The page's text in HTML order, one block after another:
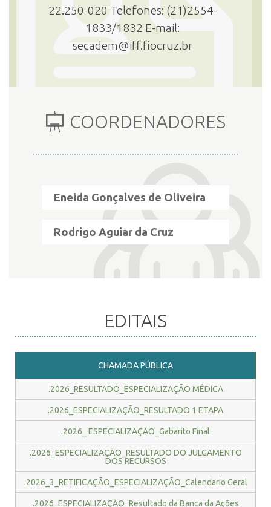
22.250-020 Telefones: (21)2554-
1833/1832 E-mail:
secadem@iff.fiocruz.br
COORDENADORES
Eneida Gonçalves de Oliveira
Rodrigo Aguiar da Cruz
EDITAIS
CHAMADA PÚBLICA
.2026_RESULTADO_ESPECIALIZAÇÃO MÉDICA
.2026_ESPECIALIZAÇÃO_RESULTADO 1 ETAPA
.2026_ ESPECIALIZAÇÃO_Gabarito Final
.2026_ESPECIALIZAÇÃO_RESULTADO DO JULGAMENTO
DOS RECURSOS
.2026_3_RETIFICAÇÃO_ESPECIALIZAÇÃO_Calendario Geral
.2026_ESPECIALIZAÇÃO_Resultado da Banca da Ações